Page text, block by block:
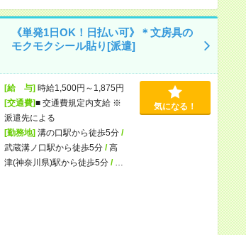
《単発1日OK！日払い可》＊文房具の
モクモクシール貼り[派遣]
[給 与]時給1,500円～1,875円
[交通費]■ 交通費規定内支給 ※
派遣先による
[勤務地]溝の口駅から徒歩5分/
武蔵溝ノ口駅から徒歩5分/高
津(神奈川県)駅から徒歩5分/
気になる！